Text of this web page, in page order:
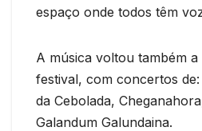
espaço onde todos têm
A música voltou também
festival, com concertos
da Cebolada,
Galandum Galundaina.